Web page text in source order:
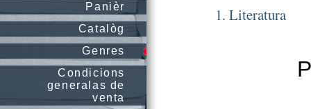
Panièr
Catalòg
Genres
Condicions
generalas de
venta
1. Literatura